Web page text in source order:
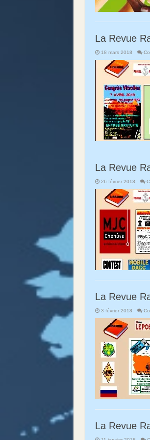
La Revue
18 mars 2018
La Revue
26 février 2018
La Revue
3 février 2018
La Revue